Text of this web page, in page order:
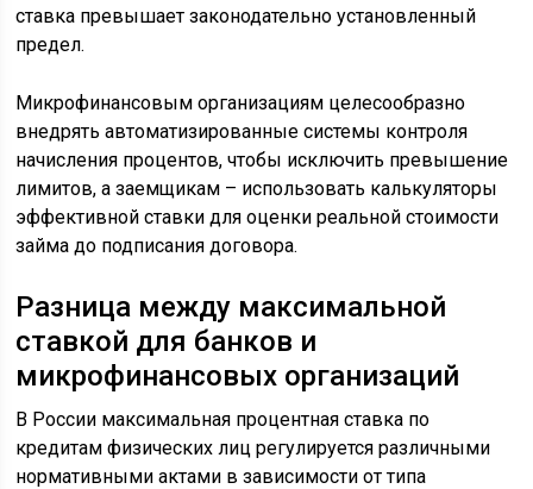
ставка превышает законодательно установленный
предел.
Микрофинансовым организациям целесообразно
внедрять автоматизированные системы контроля
начисления процентов, чтобы исключить превышение
лимитов, а заемщикам – использовать калькуляторы
эффективной ставки для оценки реальной стоимости
займа до подписания договора.
Разница между максимальной
ставкой для банков и
микрофинансовых организаций
В России максимальная процентная ставка по
кредитам физических лиц регулируется различными
нормативными актами в зависимости от типа